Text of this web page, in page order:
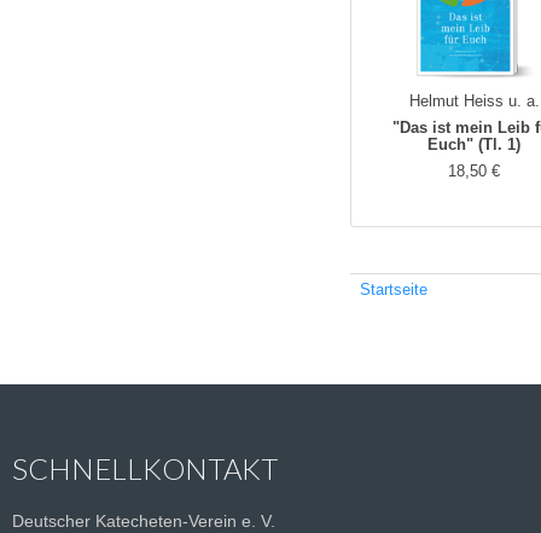
Helmut Heiss u. a.
"Das ist mein Leib
Euch" (Tl. 1)
18,50 €
Startseite
SCHNELLKONTAKT
Deutscher Katecheten-Verein e. V.